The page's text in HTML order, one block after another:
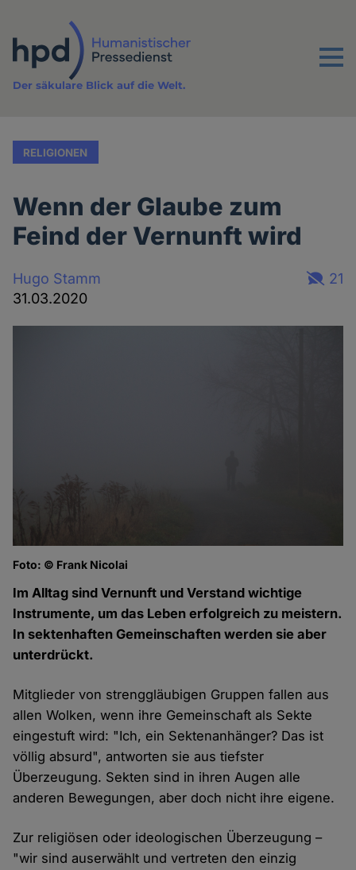
Inhalt
Menu
Der säkulare Blick auf die Welt.
RELIGIONEN
Wenn der Glaube zum
Feind der Vernunft wird
Hugo Stamm
31.03.2020
21
Foto: © Frank Nicolai
Im Alltag sind Vernunft und Verstand wichtige
Instrumente, um das Leben erfolgreich zu meistern.
In sektenhaften Gemeinschaften werden sie aber
unterdrückt.
Mitglieder von strenggläubigen Gruppen fallen aus
allen Wolken, wenn ihre Gemeinschaft als Sekte
eingestuft wird: "Ich, ein Sektenanhänger? Das ist
völlig absurd", antworten sie aus tiefster
Überzeugung. Sekten sind in ihren Augen alle
anderen Bewegungen, aber doch nicht ihre eigene.
Zur religiösen oder ideologischen Überzeugung –
"wir sind auserwählt und vertreten den einzig